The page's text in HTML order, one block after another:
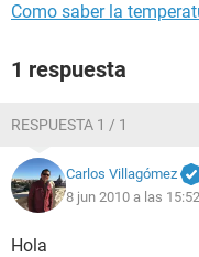
Como saber la
1 respuesta
RESPUESTA 1 / 1
Carlos Villagómez
8 jun 2010 a las 15:52
Hola